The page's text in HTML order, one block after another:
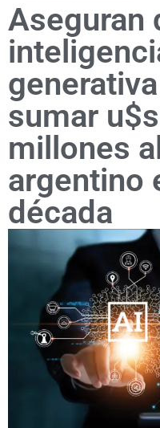
Aseguran
sumar
millones
argentino
década